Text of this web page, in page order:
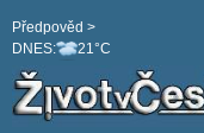
DNES: 21°C
Předpověd >